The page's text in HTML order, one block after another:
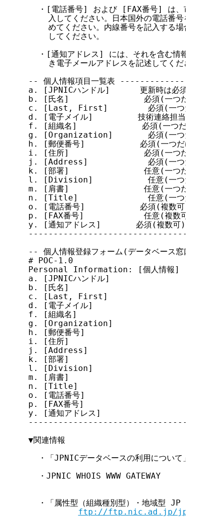
・[電話番号] および [FAX番号] は、市外局番
入してください。日本国外の電話番号を登録す
めてください。内線番号を記入する場合は、
    してください。
・[通知アドレス] には、それを含む情報が変更申
    き電子メールアドレスを記述してください。
-- 個人情報項目一覧表
a. [JPNICハンドル]      更新時は必須、新規登録
b. [氏名]               必須(一つだけ記入)
c. [Last, First]        必須(一つだけ記入)
d. [電子メイル]         技術連絡担当者の場合は
f. [組織名]             必須(一つだけ記入)
g. [Organization]       必須(一つだけ記入)
h. [郵便番号]           必須(一つだけ記入)
i. [住所]               必須(一つだけ記入)
j. [Address]            必須(一つだけ記入)
k. [部署]               任意(一つだけ記入)
l. [Division]           任意(一つだけ記入)
m. [肩書]               任意(一つだけ記入)
n. [Title]              任意(一つだけ記入)
o. [電話番号]           必須(複数可)
p. [FAX番号]            任意(複数可)
y. [通知アドレス]       必須(複数可)
-- 個人情報登録フォーム(データベース
# POC-1.0
Personal Information: [個人情報]
a. [JPNICハンドル]
b. [氏名]
c. [Last, First]
d. [電子メイル]
f. [組織名]
g. [Organization]
h. [郵便番号]
i. [住所]
j. [Address]
k. [部署]
l. [Division]
m. [肩書]
n. [Title]
o. [電話番号]
p. [FAX番号]
y. [通知アドレス]
▼関連情報
  ・「JPNICデータベースの利用について」
  ・JPNIC WHOIS WWW GATEWAY
・「属性型（組織種別型）・地域型 JP ドメイン
ftp://ftp.nic.ad.jp/jpnic/